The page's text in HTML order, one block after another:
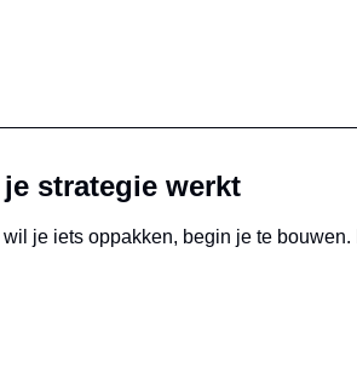
strategie werkt
je iets oppakken, begin je te